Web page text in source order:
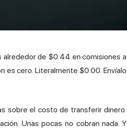
alrededor de $0.44 en comisiones a
es cero. Literalmente $0.00. Envíalo
sobre el costo de transferir dinero.
Unas pocas no cobran nada. Y